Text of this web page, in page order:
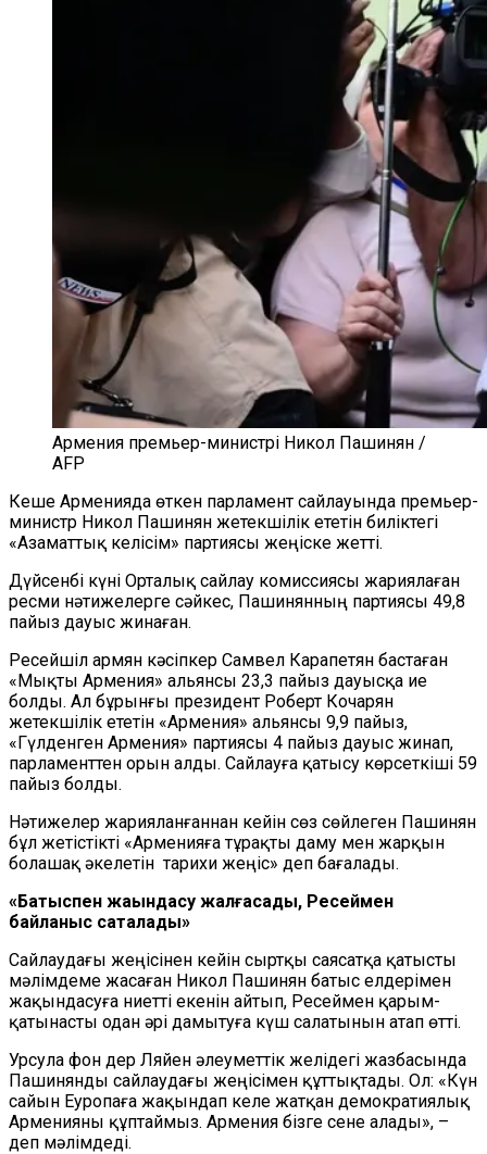
Армения премьер-министрі Никол Пашинян /
AFP
Кеше Арменияда өткен парламент сайлауында премьер-
министр Никол Пашинян жетекшілік ететін биліктегі
«Азаматтық келісім» партиясы жеңіске жетті.
Дүйсенбі күні Орталық сайлау комиссиясы жариялаған
ресми нәтижелерге сәйкес, Пашинянның партиясы 49,8
пайыз дауыс жинаған.
Ресейшіл армян кәсіпкер Самвел Карапетян бастаған
«Мықты Армения» альянсы 23,3 пайыз дауысқа ие
болды. Ал бұрынғы президент Роберт Кочарян
жетекшілік ететін «Армения» альянсы 9,9 пайыз,
«Гүлденген Армения» партиясы 4 пайыз дауыс жинап,
парламенттен орын алды. Сайлауға қатысу көрсеткіші 59
пайыз болды.
Нәтижелер жарияланғаннан кейін сөз сөйлеген Пашинян
бұл жетістікті «Арменияға тұрақты даму мен жарқын
болашақ әкелетін тарихи жеңіс» деп бағалады.
«Батыспен жақындасу жалғасады, Ресеймен
байланыс сақталады»
Сайлаудағы жеңісінен кейін сыртқы саясатқа қатысты
мәлімдеме жасаған Никол Пашинян батыс елдерімен
жақындасуға ниетті екенін айтып, Ресеймен қарым-
қатынасты одан әрі дамытуға күш салатынын атап өтті.
Урсула фон дер Ляйен әлеуметтік желідегі жазбасында
Пашинянды сайлаудағы жеңісімен құттықтады. Ол: «Күн
сайын Еуропаға жақындап келе жатқан демократиялық
Арменияны құптаймыз. Армения бізге сене алады», –
деп мәлімдеді.